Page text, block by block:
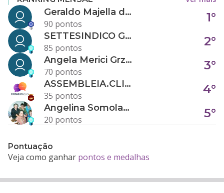
Geraldo Majella da Silva
90 pontos
1°
SETTESINDICO GOVERNANÇA CONDOMINIAL
85 pontos
2°
Angela Merici Grzybowski
70 pontos
3°
ASSEMBLEIA.CLICK
35 pontos
4°
Angelina Somolanji R. Oliveira
20 pontos
5°
Pontuação
Veja como ganhar pontos e medalhas